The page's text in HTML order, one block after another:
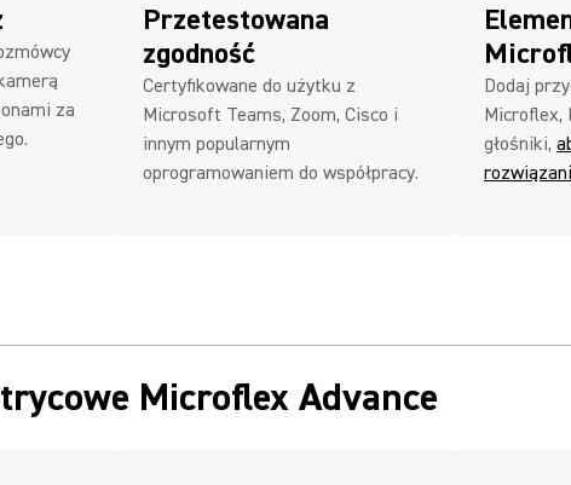
za
Przetestowana
zgodność
Certyfikowane do użytku z
Microsoft Teams, Zoom, Cisco i
innym popularnym
oprogramowaniem do współpracy.
Dodaj
Microflex,
głośniki,
Microflex Advance